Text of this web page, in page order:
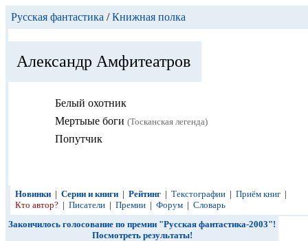
Русская фантастика /Книжная полка
Александр Амфитеатров
Белый охотник
Мертыые боги (Тосканская легенда)
Попутчик
Новинки | Серии и книги | Рейтинг | Текстографии | Приём книг |
Кто автор? | Писатели | Премии | Форум | Словарь
Закончилось голосование по премии "Русская фантастика-2003"!
Посмотреть результаты!